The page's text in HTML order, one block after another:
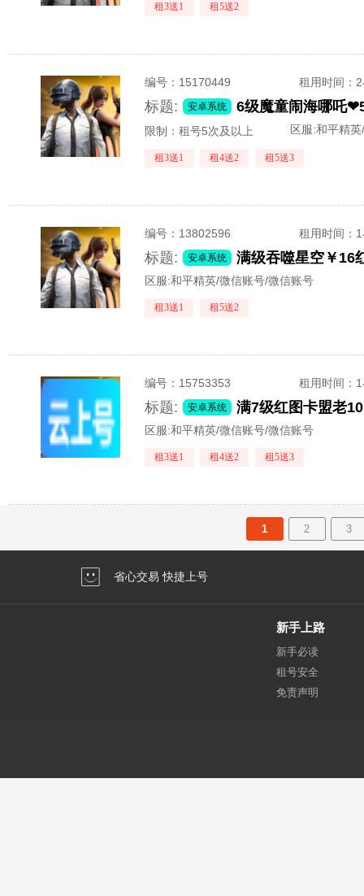
租3送1 租5送2
编号： 15170449 租用时间 ：
标题: 安卓系统
限制：租号5次及以上 区服:和平精
租3送1 租4送2 租5送3
编号： 13802596 租用时间 ：
标题: 安卓系统
区服:和平精英/微信账号/微信账号
租3送1 租5送2
编号： 15753353 租用时间 ：
标题: 安卓系统
区服:和平精英/微信账号/微信账号
租3送1 租4送2 租5送3
1 2 3
省心交易 快捷上号
新手上路
新手必读
租号安全
免责声明